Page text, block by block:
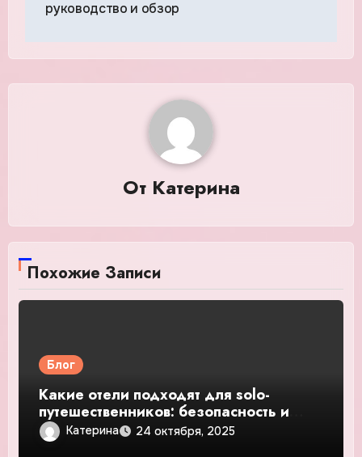
руководство и обзор
От Катерина
Похожие Записи
Блог
Какие отели подходят для solo-
путешественников: безопасность и
общение — подробное руководство и
обзор
Катерина 24 октября, 2025